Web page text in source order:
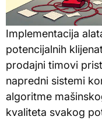
Implementacija
potencijalnih
prodajni timovi
napredni sistemi
algoritme
kvaliteta svakog